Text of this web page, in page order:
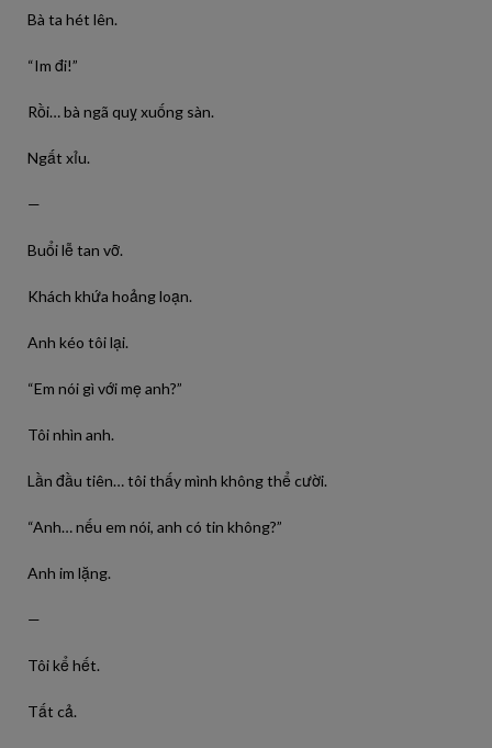
Bà ta hét lên.
“Im đi!”
Rồi… bà ngã quỵ xuống sàn.
Ngất xỉu.
—
Buổi lễ tan vỡ.
Khách khứa hoảng loạn.
Anh kéo tôi lại.
“Em nói gì với mẹ anh?”
Tôi nhìn anh.
Lần đầu tiên… tôi thấy mình không thể cười.
“Anh… nếu em nói, anh có tin không?”
Anh im lặng.
—
Tôi kể hết.
Tất cả.